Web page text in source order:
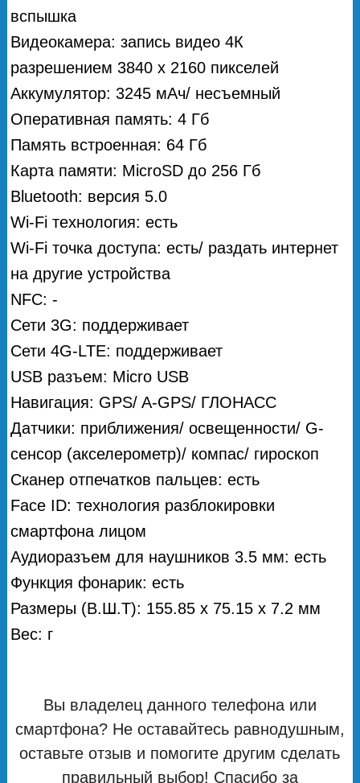
вспышка
Видеокамера: запись видео 4К
разрешением 3840 х 2160 пикселей
Аккумулятор: 3245 мАч/ несъемный
Оперативная память: 4 Гб
Память встроенная: 64 Гб
Карта памяти: MicroSD до 256 Гб
Bluetooth: версия 5.0
Wi-Fi технология: есть
Wi-Fi точка доступа: есть/ раздать интернет
на другие устройства
NFC: -
Сети 3G: поддерживает
Сети 4G-LTE: поддерживает
USB разъем: Micro USB
Навигация: GPS/ A-GPS/ ГЛОНАСС
Датчики: приближения/ освещенности/ G-
сенсор (акселерометр)/ компас/ гироскоп
Сканер отпечатков пальцев: есть
Face ID: технология разблокировки
смартфона лицом
Аудиоразъем для наушников 3.5 мм: есть
Функция фонарик: есть
Размеры (В.Ш.Т): 155.85 х 75.15 х 7.2 мм
Вес: г
Вы владелец данного телефона или
смартфона? Не оставайтесь равнодушным,
оставьте отзыв и помогите другим сделать
правильный выбор! Спасибо за